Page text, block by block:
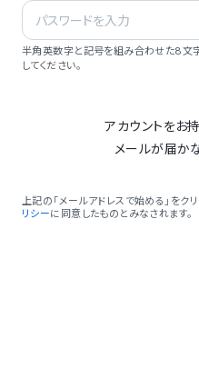
半角英数字と記号を組み合わせた8文
してください。
アカウントをお
メールが届か
上記の「メールアドレスで始める」をク
リシーに同意したものとみなされます。